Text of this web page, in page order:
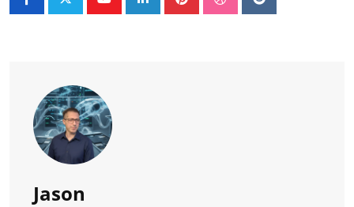
LinkedInPinterestStumbleUpon
Reddit
Jason